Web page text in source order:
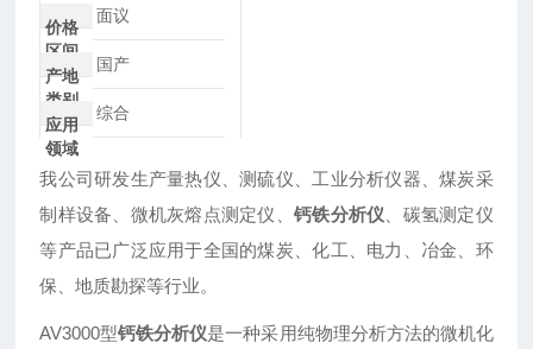
价格
区间
面议
产地
类别
国产
应用
领域
综合
我公司研发生产量热仪、测硫仪、工业分析仪器、煤炭采
制样设备、微机灰熔点测定仪、钙铁分析仪 、碳氢测定仪
等产品已广泛应用于全国的煤炭、化工、电力、冶金、环
保、地质勘探等行业。
AV3000型钙铁分析仪是一种采用纯物理分析方法的微机化